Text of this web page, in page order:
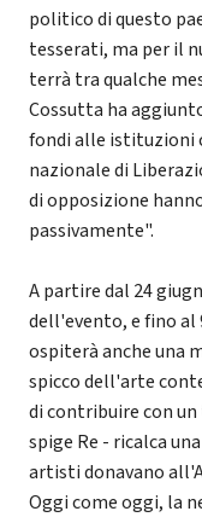
politico di questo
tesserati, ma per il
terrà tra qualche
Cossutta ha
fondi alle istituzioni
nazionale di
di opposizione
passivamente".
A partire dal 24
dell'evento, e fino al
ospiterà anche una
spicco dell'arte
di contribuire con
spige Re - ricalca
artisti donavano
Oggi come oggi, la